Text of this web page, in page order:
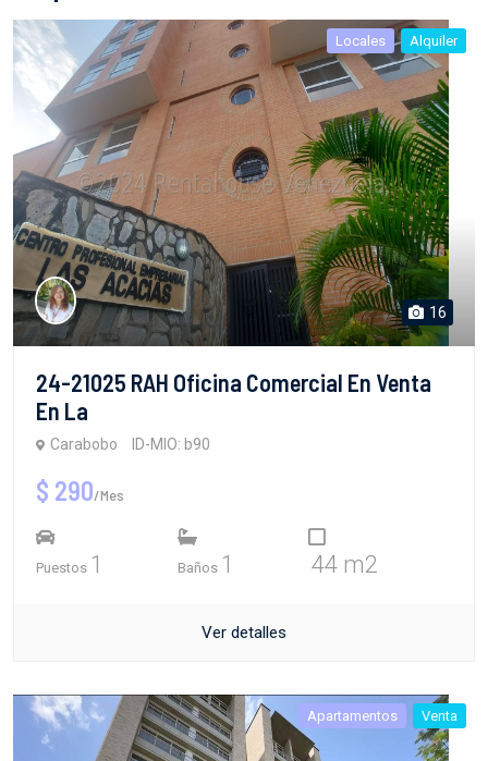
Locales Alquiler
16
24-21025 RAH Oficina Comercial En Venta
En La
Carabobo ID-MIO: b90
$ 290/Mes
Puestos 1 Baños 1 44 m2
Ver detalles
Apartamentos Venta